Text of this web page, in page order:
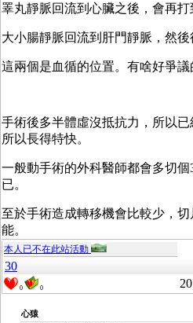
睪丸靜脈回流到心臟之後，會再打
大小腸靜脈回流到肝門靜脈，然後
這兩個是血循的位置。有啥好爭議
手術後多半體虛沒抵抗力，所以已
所以長得特快。
一般動手術的外科醫師都會多切
已。
至於手術造成轉移機會比較少，
能。
本人已不在此站活動
30
0 0
心猿